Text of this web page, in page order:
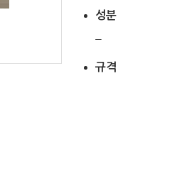
성분
규격